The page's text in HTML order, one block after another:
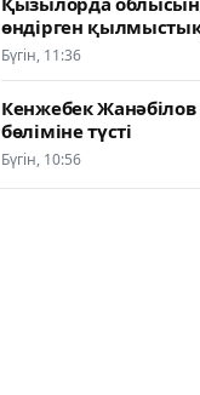
өндірген
Бүгін, 11:36
Кенжебек
бөліміне түсті
Бүгін, 10:56